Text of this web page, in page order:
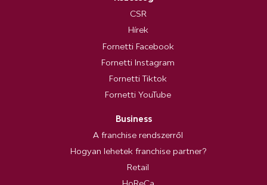
CSR
Hírek
Fornetti Facebook
Fornetti Instagram
Fornetti Tiktok
Fornetti YouTube
Business
A franchise rendszerről
Hogyan lehetek franchise partner?
Retail